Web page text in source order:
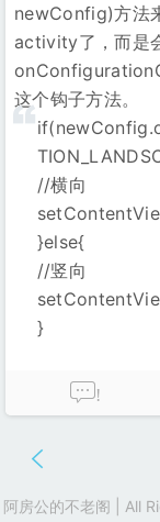
newConfig)方法
activity了，而是
这个钩子方法。
//横向
}else{
//竖向
}
!
阿房公的不老阁 | All